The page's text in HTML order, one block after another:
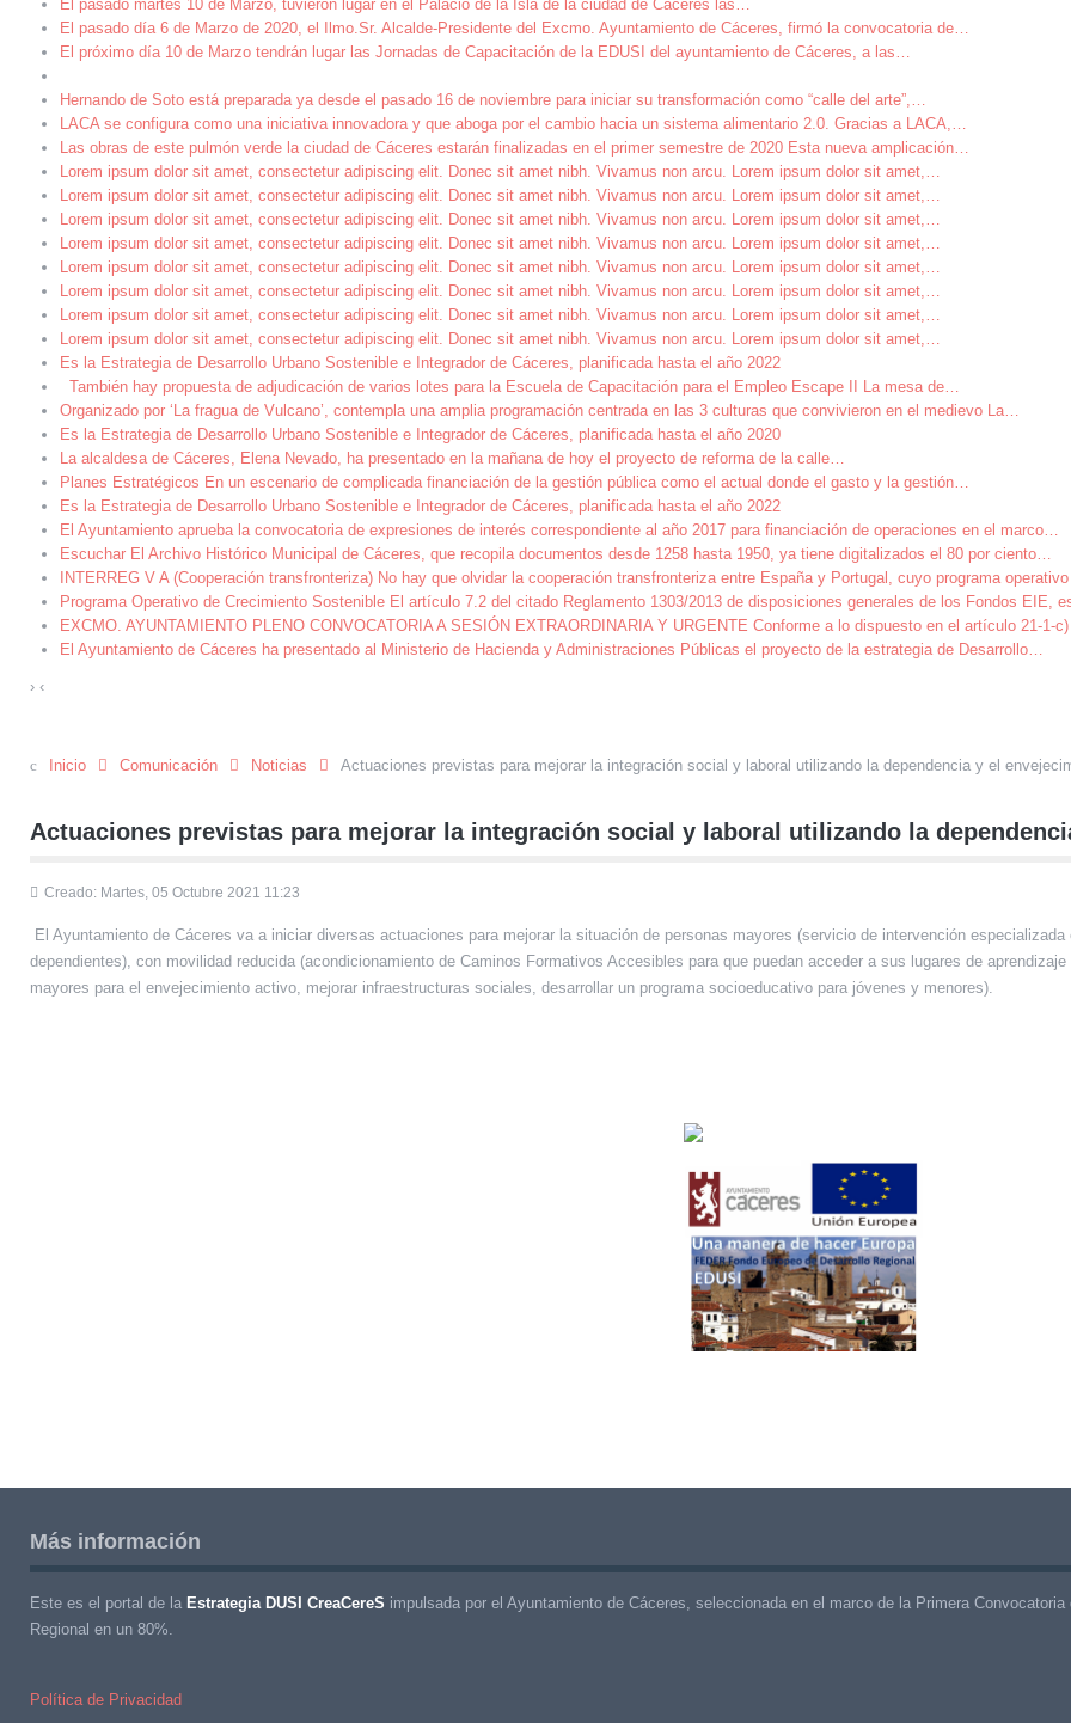
El pasado martes 10 de Marzo, tuvieron lugar en el Palacio de la Isla de la ciudad de Cáceres las…
El pasado día 6 de Marzo de 2020, el Ilmo.Sr. Alcalde-Presidente del Excmo. Ayuntamiento de Cáceres, firmó la convocatoria de…
El próximo día 10 de Marzo tendrán lugar las Jornadas de Capacitación de la EDUSI del ayuntamiento de Cáceres, a las…
Hernando de Soto está preparada ya desde el pasado 16 de noviembre para iniciar su transformación como “calle del arte”,…
LACA se configura como una iniciativa innovadora y que aboga por el cambio hacia un sistema alimentario 2.0. Gracias a LACA,…
Las obras de este pulmón verde la ciudad de Cáceres estarán finalizadas en el primer semestre de 2020 Esta nueva amplicación…
Lorem ipsum dolor sit amet, consectetur adipiscing elit. Donec sit amet nibh. Vivamus non arcu. Lorem ipsum dolor sit amet,…
Lorem ipsum dolor sit amet, consectetur adipiscing elit. Donec sit amet nibh. Vivamus non arcu. Lorem ipsum dolor sit amet,…
Lorem ipsum dolor sit amet, consectetur adipiscing elit. Donec sit amet nibh. Vivamus non arcu. Lorem ipsum dolor sit amet,…
Lorem ipsum dolor sit amet, consectetur adipiscing elit. Donec sit amet nibh. Vivamus non arcu. Lorem ipsum dolor sit amet,…
Lorem ipsum dolor sit amet, consectetur adipiscing elit. Donec sit amet nibh. Vivamus non arcu. Lorem ipsum dolor sit amet,…
Lorem ipsum dolor sit amet, consectetur adipiscing elit. Donec sit amet nibh. Vivamus non arcu. Lorem ipsum dolor sit amet,…
Lorem ipsum dolor sit amet, consectetur adipiscing elit. Donec sit amet nibh. Vivamus non arcu. Lorem ipsum dolor sit amet,…
Lorem ipsum dolor sit amet, consectetur adipiscing elit. Donec sit amet nibh. Vivamus non arcu. Lorem ipsum dolor sit amet,…
Es la Estrategia de Desarrollo Urbano Sostenible e Integrador de Cáceres, planificada hasta el año 2022
También hay propuesta de adjudicación de varios lotes para la Escuela de Capacitación para el Empleo Escape II La mesa de…
Organizado por ‘La fragua de Vulcano’, contempla una amplia programación centrada en las 3 culturas que convivieron en el medievo La…
Es la Estrategia de Desarrollo Urbano Sostenible e Integrador de Cáceres, planificada hasta el año 2020
La alcaldesa de Cáceres, Elena Nevado, ha presentado en la mañana de hoy el proyecto de reforma de la calle…
Planes Estratégicos En un escenario de complicada financiación de la gestión pública como el actual donde el gasto y la gestión…
Es la Estrategia de Desarrollo Urbano Sostenible e Integrador de Cáceres, planificada hasta el año 2022
El Ayuntamiento aprueba la convocatoria de expresiones de interés correspondiente al año 2017 para financiación de operaciones en el marco…
Escuchar El Archivo Histórico Municipal de Cáceres, que recopila documentos desde 1258 hasta 1950, ya tiene digitalizados el 80 por ciento…
INTERREG V A (Cooperación transfronteriza) No hay que olvidar la cooperación transfronteriza entre España y Portugal, cuyo programa
Programa Operativo de Crecimiento Sostenible El artículo 7.2 del citado Reglamento 1303/2013 de disposiciones generales de los Fondos EIE,
EXCMO. AYUNTAMIENTO PLENO CONVOCATORIA A SESIÓN EXTRAORDINARIA Y URGENTE Conforme a lo dispuesto en el artículo 21-1-
El Ayuntamiento de Cáceres ha presentado al Ministerio de Hacienda y Administraciones Públicas el proyecto de la estrategia de Desarrollo…
› ‹
Inicio Comunicación Noticias Actuaciones previstas para mejorar la integración social y laboral utilizando la dependencia y el
Actuaciones previstas para mejorar la integración social y laboral utilizando la
Creado: Martes, 05 Octubre 2021 11:23
El Ayuntamiento de Cáceres va a iniciar diversas actuaciones para mejorar la situación de personas mayores (servicio de intervención especializada
dependientes), con movilidad reducida (acondicionamiento de Caminos Formativos Accesibles para que puedan acceder a sus lugares de
mayores para el envejecimiento activo, mejorar infraestructuras sociales, desarrollar un programa socioeducativo para jóvenes y menores).
Más información
Este es el portal de la Estrategia DUSI CreaCereS impulsada por el Ayuntamiento de Cáceres, seleccionada en el marco de la Primera
Regional en un 80%.
Política de Privacidad